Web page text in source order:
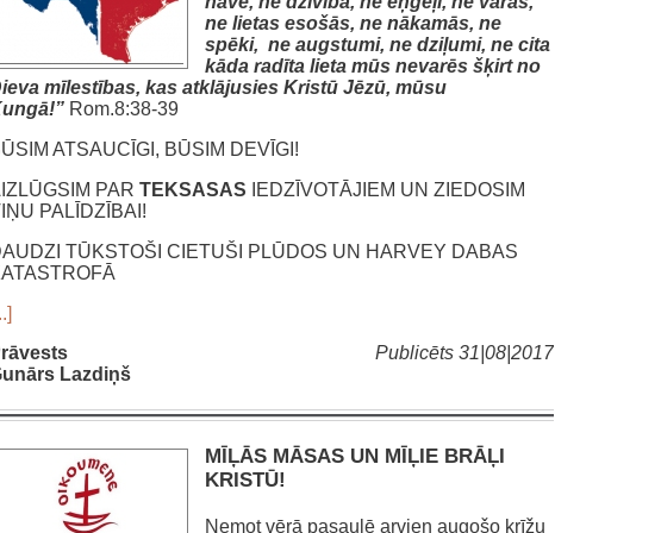
ne lietas esošās, ne nākamās, ne
spēki, ne augstumi, ne dziļumi, ne cita
kāda radīta lieta mūs nevarēs šķirt no
mīlestības, kas atklājusies Kristū Jēzū, mūsu
Rom.8:38-39
ATSAUCĪGI, BŪSIM DEVĪGI!
PAR TEKSASAS IEDZĪVOTĀJIEM UN ZIEDOSIM
PALĪDZĪBAI!
TŪKSTOŠI CIETUŠI PLŪDOS UN HARVEY DABAS
Publicēts 31|08|2017
Lazdiņš
MĪĻĀS MĀSAS UN MĪĻIE BRĀĻI
KRISTŪ!
Ņemot vērā pasaulē arvien augošo krīžu